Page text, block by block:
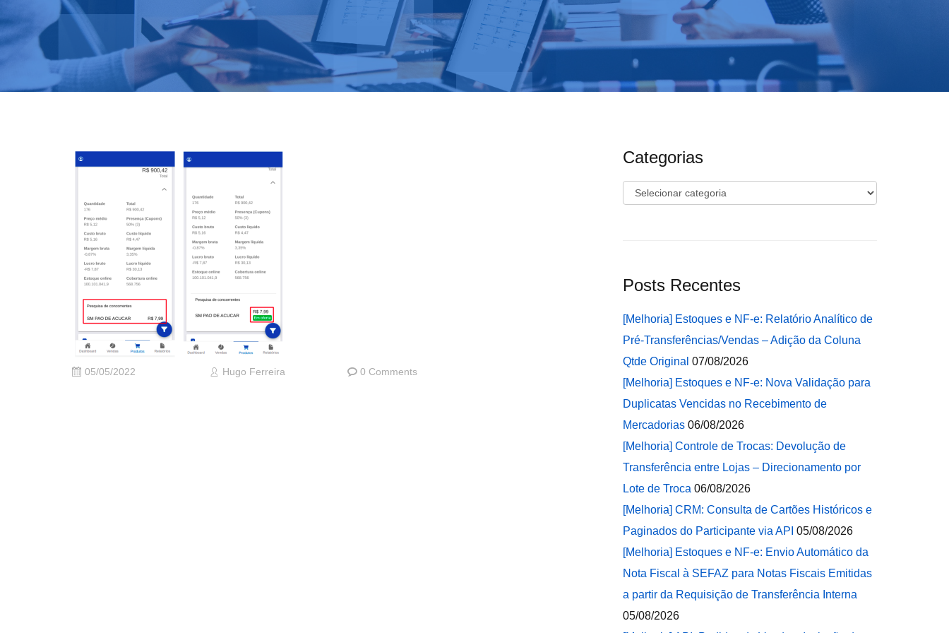
05/05/2022 Hugo Ferreira 0 Comments
Categorias
Categorias
Posts Recentes
[Melhoria] Estoques e NF-e: Relatório Analítico de
Pré-Transferências/Vendas – Adição da Coluna
Qtde Original 07/08/2026
[Melhoria] Estoques e NF-e: Nova Validação para
Duplicatas Vencidas no Recebimento de
Mercadorias 06/08/2026
[Melhoria] Controle de Trocas: Devolução de
Transferência entre Lojas – Direcionamento por
Lote de Troca 06/08/2026
[Melhoria] CRM: Consulta de Cartões Históricos e
Paginados do Participante via API 05/08/2026
[Melhoria] Estoques e NF-e: Envio Automático da
Nota Fiscal à SEFAZ para Notas Fiscais Emitidas
a partir da Requisição de Transferência Interna
05/08/2026